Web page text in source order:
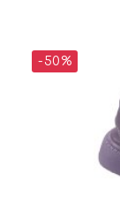
-50%